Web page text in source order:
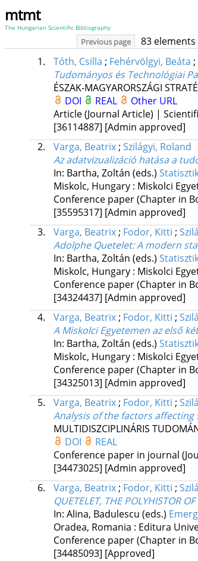
mtmt
The Hungarian Scientific Bibliography
Previous page 83
1. Tóth, Csilla ; Fehérvölgyi, Beáta ;
Tudományos és Technológiai
ÉSZAK-MAGYARORSZÁGI
DOI
REAL
Other URL
Article (Journal Article) |
[36114887] [Admin approved]
2.
Varga, Beatrix; Szilágyi, Roland
Az adatvizualizáció hatása a
In: Bartha, Zoltán (eds.)
Miskolc, Hungary : Miskolci
Conference paper (Chapter in
[35595317] [Admin approved]
3.
Varga, Beatrix; Fodor, Kitti ;
Adolphe Quetelet: A modern
In: Bartha, Zoltán (eds.)
Miskolc, Hungary : Miskolci
Conference paper (Chapter in
[34324437] [Admin approved]
4.
Varga, Beatrix; Fodor, Kitti ;
A Miskolci Egyetemen az első
In: Bartha, Zoltán (eds.)
Miskolc, Hungary : Miskolci
Conference paper (Chapter in
[34325013] [Admin approved]
5.
Varga, Beatrix; Fodor, Kitti ;
Analysis of the factors
MULTIDISZCIPLINÁRIS
DOI
REAL
Conference paper in journal
[34473025] [Admin approved]
6.
Varga, Beatrix; Fodor, Kitti ;
QUETELET, THE POLYHISTOR
In: Alina, Badulescu (eds.)
Oradea, Romania : Editura
Conference paper (Chapter in
[34485093] [Approved]